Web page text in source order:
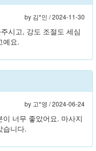
by 김*인 /2024-11-30
시고, 강도 조절도 세심
예요.
by 고*영 /2024-06-24
너무 좋았어요. 마사지
습니다.